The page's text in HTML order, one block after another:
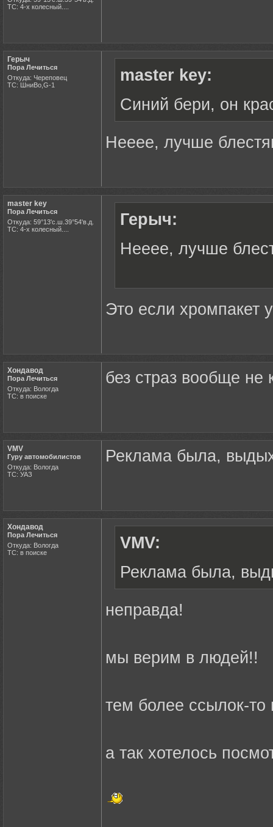
ТС: 4-х колесный....
Герыч
Пора Лечиться
Откуда: Череповец
ТС: ШниВо,G-1
master key:
Синий бери, он
Нееее, лучше
master key
Пора Лечиться
Откуда: 59°13'с.ш.39°54'в.д.
ТС: 4-х колесный....
Герыч:
Нееее, лучше
Это если хромпакет
Хондавод
Пора Лечиться
Откуда: Вологда
ТС: в поиске
без страз вообще не
VMV
Гуру автомобилистов
Откуда: Вологда
ТС: УАЗ
Реклама была,
Хондавод
Пора Лечиться
Откуда: Вологда
ТС: в поиске
VMV:
Реклама была,
неправда!
мы верим в людей!!
тем более ссылок-
а так хотелось